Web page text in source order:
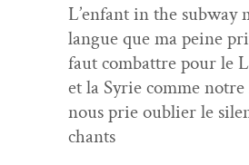
L’en­fant in the sub­way
langue que ma peine
faut com­bat­tre pour le
et la Syrie comme
nous prie oubli­er le
chants